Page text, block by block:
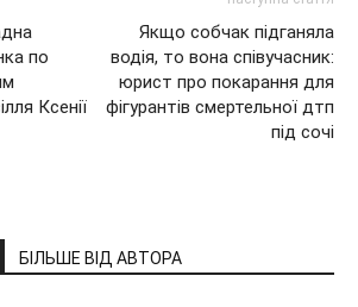
по
Ксенії
Якщо собчак підганяла
водія, то вона співучасник:
юрист про покарання для
фігурантів смертельної дтп
під сочі
БІЛЬШЕ ВІД АВТОРА